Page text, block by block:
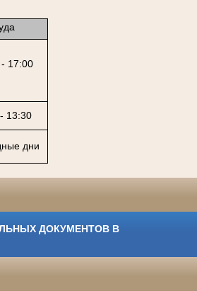
17:00
13:30
дни
ДОКУМЕНТОВ В